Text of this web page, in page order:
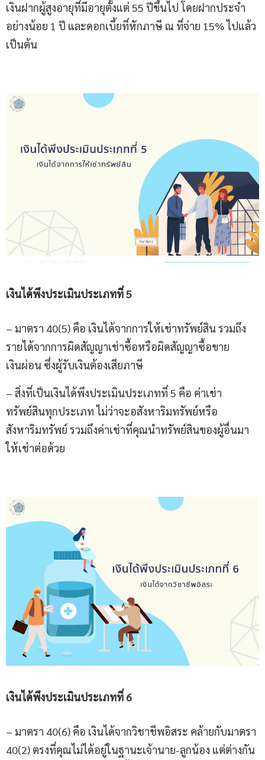
เงินฝากผู้สูงอายุที่มีอายุตั้งแต่ 55 ปีขึ้นไป โดยฝากประจำ
อย่างน้อย 1 ปี และดอกเบี้ยที่หักภาษี ณ ที่จ่าย 15% ไปแล้ว
เป็นต้น
เงินได้พึงประเมินประเภทที่5
– มาตรา 40(5) คือ เงินได้จากการให้เช่าทรัพย์สิน รวมถึง
รายได้จากการผิดสัญญาเช่าซื้อหรือผิดสัญญาซื้อขาย
เงินผ่อน ซึ่งผู้รับเงินต้องเสียภาษี
– สิ่งที่เป็นเงินได้พึงประเมินประเภทที่ 5 คือ ค่าเช่า
ทรัพย์สินทุกประเภท ไม่ว่าจะอสังหาริมทรัพย์หรือ
สังหาริมทรัพย์ รวมถึงค่าเช่าที่คุณนำทรัพย์สินของผู้อื่นมา
ให้เช่าต่อด้วย
เงินได้พึงประเมินประเภทที่ 6
– มาตรา 40(6) คือ เงินได้จากวิชาชีพอิสระ คล้ายกับมาตรา
40(2) ตรงที่คุณไม่ได้อยู่ในฐานะเจ้านาย-ลูกน้อง แต่ต่างกัน